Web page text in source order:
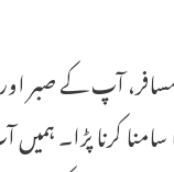
آپ کے صبر
کرنا پڑا۔ ہمیں